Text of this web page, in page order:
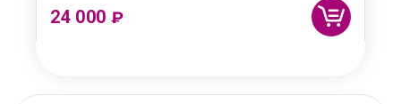
24 000 ₽